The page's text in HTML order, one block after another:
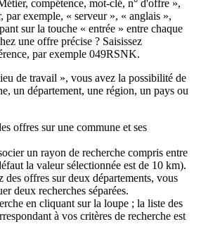
compétence, mot-clé, n° d'offre »,
par exemple, « serveur », « anglais »,
sur la touche « entrée » entre chaque
une offre précise ? Saisissez
par exemple 049RSNK.
de travail », vous avez la possibilité de
un département, une région, un pays ou
offres sur une commune et ses
un rayon de recherche compris entre
la valeur sélectionnée est de 10 km).
des offres sur deux départements, vous
deux recherches séparées.
en cliquant sur la loupe ; la liste des
à vos critères de recherche est